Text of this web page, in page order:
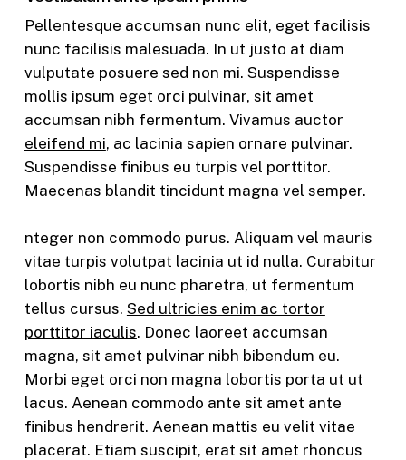
Pellentesque accumsan nunc elit, eget facilisis
nunc facilisis malesuada. In ut justo at diam
vulputate posuere sed non mi. Suspendisse
mollis ipsum eget orci pulvinar, sit amet
accumsan nibh fermentum. Vivamus auctor
eleifend mi, ac lacinia sapien ornare pulvinar.
Suspendisse finibus eu turpis vel porttitor.
Maecenas blandit tincidunt magna vel semper.
nteger non commodo purus. Aliquam vel mauris
vitae turpis volutpat lacinia ut id nulla. Curabitur
lobortis nibh eu nunc pharetra, ut fermentum
tellus cursus. Sed ultricies enim ac tortor
porttitor iaculis. Donec laoreet accumsan
magna, sit amet pulvinar nibh bibendum eu.
Morbi eget orci non magna lobortis porta ut ut
lacus. Aenean commodo ante sit amet ante
finibus hendrerit. Aenean mattis eu velit vitae
placerat. Etiam suscipit, erat sit amet rhoncus